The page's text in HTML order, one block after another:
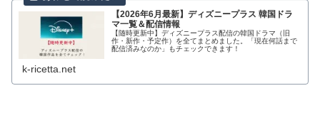
【2026年6月最新】ディズニープラス 韓国ドラ
マ一覧＆配信情報
【随時更新中】ディズニープラス配信の韓国ドラマ（旧
作・新作・予定作）を全てまとめました。「現在何話まで
配信済みなのか」もチェックできます！
k-ricetta.net